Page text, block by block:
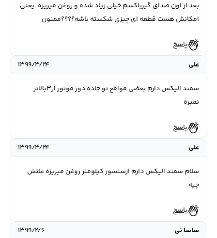
بعد از اون صدای گیرباکسم خیلی زیاد شده و روغن میریزه ،یعنی
امکانش هست قطعه ای چیزی شکسته باشه؟؟؟؟ممنون
پاسخ
علی
۱۳۹۹/۳/۲۴
سمند الیکس دارم بعضی مواقع تو جاده دور موتور از۳بالاتر
نمیره
پاسخ
علی
۱۳۹۹/۳/۲۴
سلام سمند الیکس دارم ازسنسور کیلومتر روغن میریزه علتش
چیه
پاسخ
ساسا نی
۱۳۹۹/۲/۶